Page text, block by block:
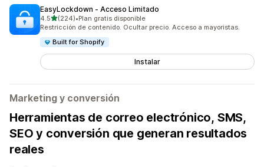
EasyLockdown ‑ Acceso Limitado
4.5de 5 estrellas
(224)
224 reseñas en total
•Plan gratis disponible
Restricción de contenido. Ocultar precio. Acceso a mayoristas.
Built for Shopify
Instalar
Marketing y conversión
Herramientas de correo electrónico, SMS,
SEO y conversión que generan resultados
reales